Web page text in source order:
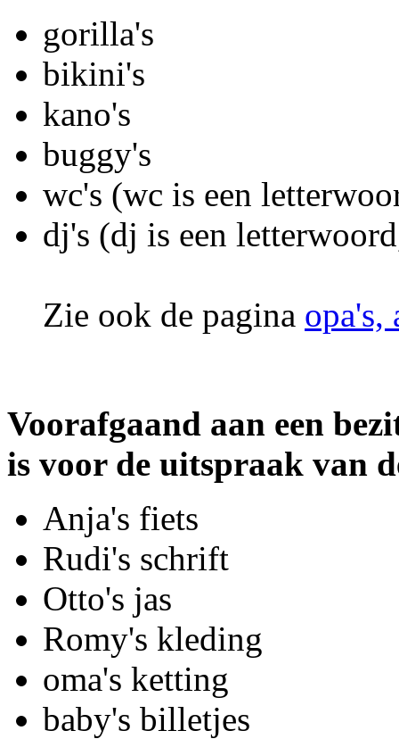
gorilla's
bikini's
kano's
buggy's
wc's (wc is een
dj's (dj is een
Zie ook de pagina opa's,
Voorafgaand aan een
is voor de uitspraak van
Anja's fiets
Rudi's schrift
Otto's jas
Romy's kleding
oma's ketting
baby's billetjes